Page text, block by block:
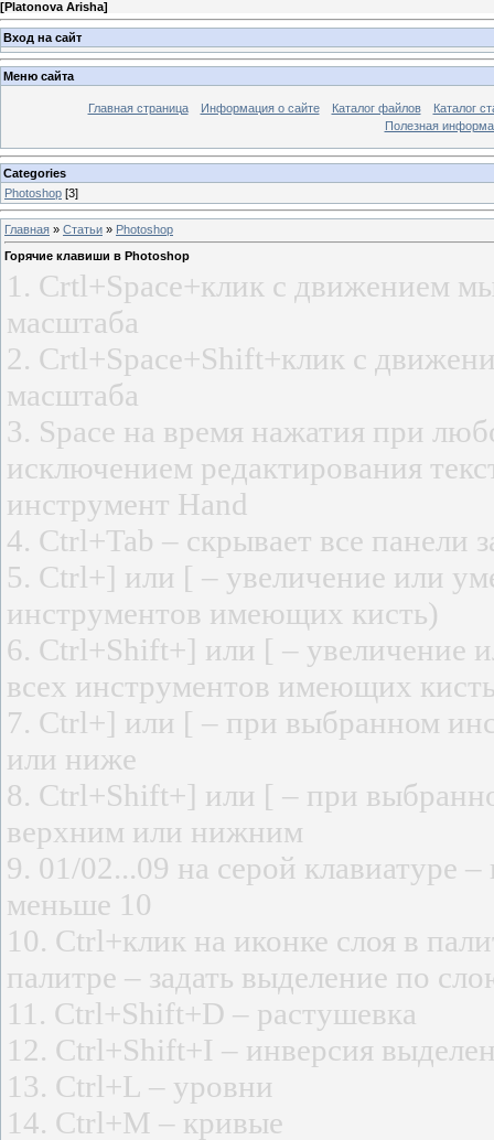
[Platonova Arisha]
Вход на сайт
Меню сайта
Главная страница Информация о сайте Каталог файлов
Каталог
Полезная
Categories
Photoshop [3]
Главная » Статьи » Photoshop
Горячие клавиши в Photoshop
1. Crtl+Space+клик с движением
масштаба
2. Crtl+Space+Shift+клик с
масштаба
3. Space на время нажатия при
исключением редактирования
инструмент Hand
4. Сtrl+Tab – скрывает все панели
5. Сtrl+] или [ – увеличение или
инструментов имеющих кисть)
6. Сtrl+Shift+] или [ – увеличение
всех инструментов имеющих
7. Сtrl+] или [ – при выбранном
или ниже
8. Сtrl+Shift+] или [ – при
верхним или нижним
9. 01/02...09 на серой клавиатуре
меньше 10
10. Ctrl+клик на иконке слоя в
палитре – задать выделение по
11. Сtrl+Shift+D – растушевка
12. Сtrl+Shift+I – инверсия
13. Ctrl+L – уровни
14. Ctrl+М – кривые